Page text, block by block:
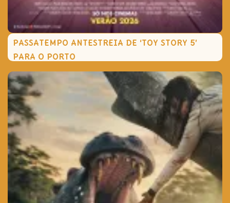
PASSATEMPO ANTESTREIA DE ‘TOY STORY 5’
PARA O PORTO